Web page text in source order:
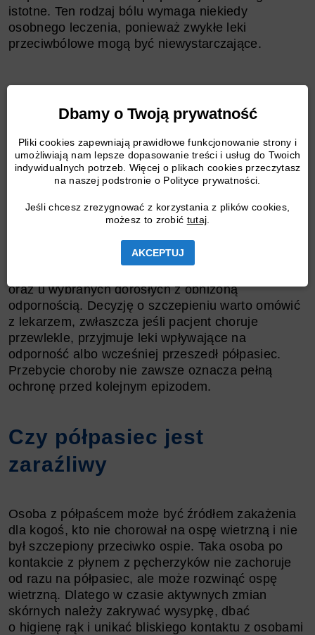
Dbamy o Twoją prywatność
Pliki cookies zapewniają prawidłowe funkcjonowanie strony i
umożliwiają nam lepsze dopasowanie treści i usług do Twoich
indywidualnych potrzeb. Więcej o plikach cookies przeczytasz
na naszej podstronie o Polityce prywatności.
Jeśli chcesz zrezygnować z korzystania z plików cookies,
możesz to zrobić tutaj
AKCEPTUJ
istotne. Ten rodzaj bólu wymaga niekiedy
osobnego leczenia, ponieważ zwykłe leki
przeciwbólowe mogą być niewystarczające.
Szczepionka na półpasiec
Profilaktyka półpaśca ma duże znaczenie,
zwłaszcza u osób starszych i pacjentów
z większym ryzykiem powikłań. Szczepionka na
zachorowania oraz ograniczenie
prawdopodobieństwa ciężkiego przebiegu
i neuralgii popółpaścowej. W aktualnych
zaleceniach medycznych podkreśla się znaczenie
oraz u wybranych dorosłych z obniżoną
odpornością. Decyzję o szczepieniu warto omówić
z lekarzem, zwłaszcza jeśli pacjent choruje
przewlekle, przyjmuje leki wpływające na
odporność albo wcześniej przeszedł półpasiec.
Przebycie choroby nie zawsze oznacza pełną
ochronę przed kolejnym epizodem.
Czy półpasiec jest
zaraźliwy
Osoba z półpaścem może być źródłem zakażenia
dla kogoś, kto nie chorował na ospę wietrzną i nie
był szczepiony przeciwko ospie. Taka osoba po
kontakcie z płynem z pęcherzyków nie zachoruje
od razu na półpasiec, ale może rozwinąć ospę
wietrzną. Dlatego w czasie aktywnych zmian
skórnych należy zakrywać wysypkę, dbać
o higienę rąk i unikać bliskiego kontaktu z osobami